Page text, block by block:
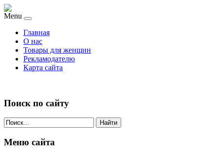
Menu
Главная
О нас
Товары для женщин
Рекламодателю
Карта сайта
Поиск по сайту
Найти
Меню сайта